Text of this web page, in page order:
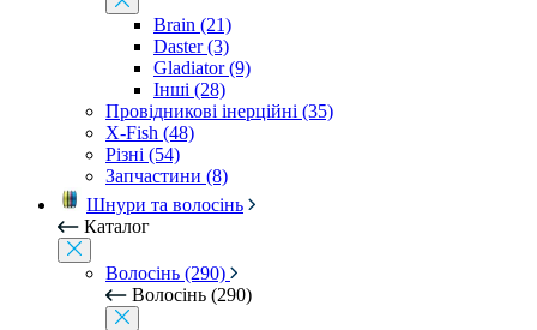
Brain (21)
Daster (3)
Gladiator (9)
Інші (28)
Провідникові інерційні (35)
X-Fish (48)
Різні (54)
Запчастини (8)
Шнури та волосінь
Каталог
Волосінь (290)
Волосінь (290)